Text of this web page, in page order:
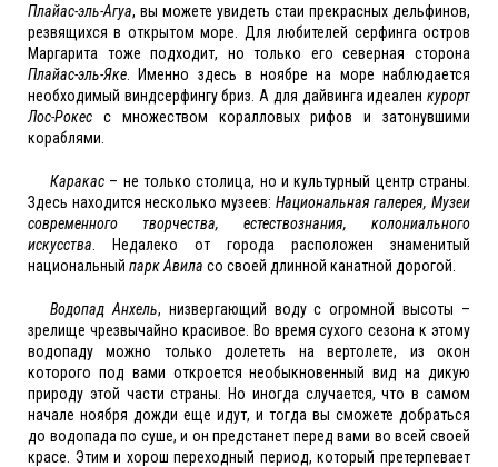
Плайас-эль-Агуа, вы можете увидеть стаи прекрасных дельфинов,
резвящихся в открытом море. Для любителей серфинга остров
Маргарита тоже подходит, но только его северная сторона
Плайас-эль-Яке . Именно здесь в ноябре на море наблюдается
необходимый виндсерфингу бриз. А для дайвинга идеален курорт
Лос-Рокес с множеством коралловых рифов и затонувшими
кораблями.
Каракас – не только столица, но и культурный центр страны.
Здесь находится несколько музеев: Национальная галерея, Музеи
современного творчества, естествознания, колониального
искусства . Недалеко от города расположен знаменитый
национальный парк Авила со своей длинной канатной дорогой.
Водопад Анхель, низвергающий воду с огромной высоты –
зрелище чрезвычайно красивое. Во время сухого сезона к этому
водопаду можно только долететь на вертолете, из окон
которого под вами откроется необыкновенный вид на дикую
природу этой части страны. Но иногда случается, что в самом
начале ноября дожди еще идут, и тогда вы сможете добраться
до водопада по суше, и он предстанет перед вами во всей своей
красе. Этим и хорош переходный период, который претерпевает